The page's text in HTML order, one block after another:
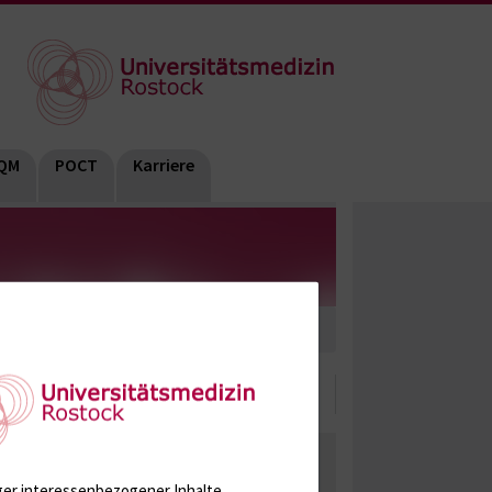
POCT Karriere
Metabolite, Blutalkohol, Proteine